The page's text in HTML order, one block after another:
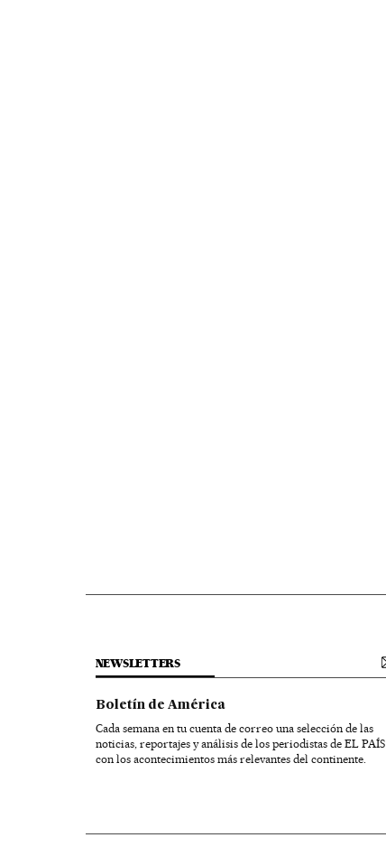
NEWSLETTERS
Boletín de América
Cada semana en tu cuenta de correo una selección de las
noticias, reportajes y análisis de los periodistas de EL PAÍS
con los acontecimientos más relevantes del continente.